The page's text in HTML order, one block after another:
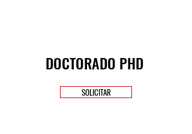
DOCTORADO PHD
SOLICITAR